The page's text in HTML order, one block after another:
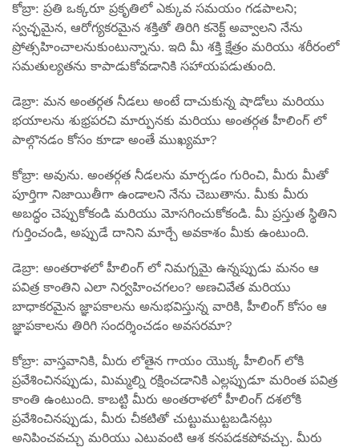
కోబ్రా: ప్రతి ఒక్కరూ ప్రకృతిలో ఎక్కువ సమయం గడపాలని;
స్వచ్ఛమైన, ఆరోగ్యకరమైన శక్తితో తిరిగి కనెక్ట్ అవ్వాలని నేను
ప్రోత్సహించాలనుకుంటున్నాను. ఇది మీ శక్తి క్షేత్రం మరియు శరీరంలో
సమతుల్యతను కాపాడుకోవడానికి సహాయపడుతుంది.
డెబ్రా: మన అంతర్గత నీడలు అంటే దాచుకున్న షాడోలు మరియు
భయాలను శుభ్రపరచి మార్పునకు మరియు అంతర్గత హీలింగ్ లో
పాల్గొనడం కోసం కూడా అంతే ముఖ్యమా?
కోబ్రా: అవును. అంతర్గత నీడలను మార్చడం గురించి, మీరు మీతో
పూర్తిగా నిజాయితీగా ఉండాలని నేను చెబుతాను. మీకు మీరు
అబద్ధం చెప్పుకోకండి మరియు మోసగించుకోకండి. మీ ప్రస్తుత స్థితిని
గుర్తించండి, అప్పుడే దానిని మార్చే అవకాశం మీకు ఉంటుంది.
డెబ్రా: అంతరాళలో హీలింగ్ లో నిమగ్నమై ఉన్నప్పుడు మనం ఆ
పవిత్ర కాంతిని ఎలా నిర్వహించగలం? అణచివేత మరియు
బాధాకరమైన జ్ఞాపకాలను అనుభవిస్తున్న వారికి, హీలింగ్ కోసం ఆ
జ్ఞాపకాలను తిరిగి సందర్శించడం అవసరమా?
కోబ్రా: వాస్తవానికి, మీరు లోతైన గాయం యొక్క హీలింగ్ లోకి
ప్రవేశించినప్పుడు, మిమ్మల్ని రక్షించడానికి ఎల్లప్పుడూ మరింత పవిత్ర
కాంతి ఉంటుంది. కాబట్టి మీరు అంతరాళలో హీలింగ్ దశలోకి
ప్రవేశించినప్పుడు, మీరు చీకటితో చుట్టుముట్టబడినట్లు
అనిపించవచ్చు మరియు ఎటువంటి ఆశ కనపడకపోవచ్చు. మీరు